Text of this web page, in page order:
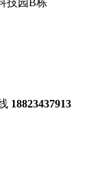
18823437913